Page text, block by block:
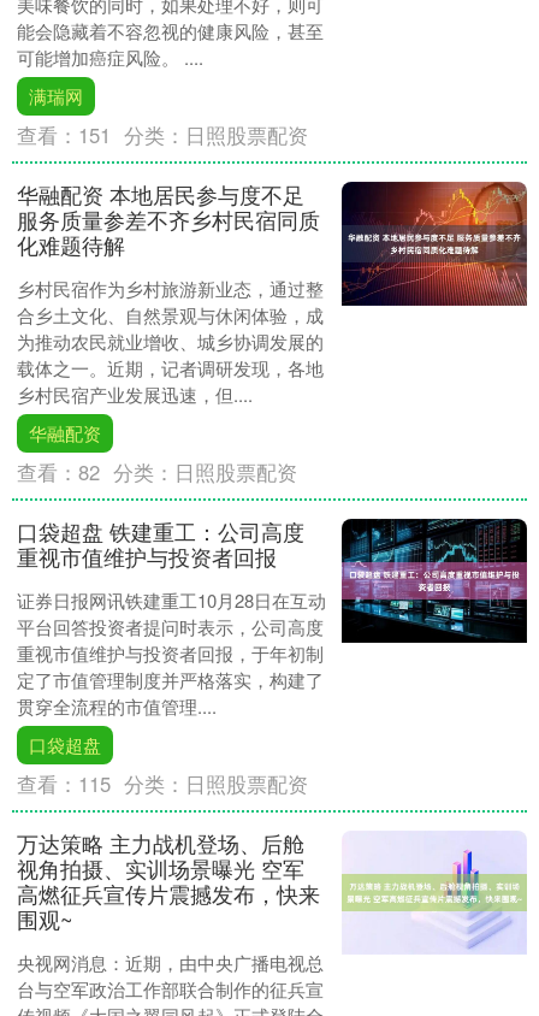
能会隐藏着不容忽视的健康风险，甚至
可能增加癌症风险。 ....
满瑞网
查看： 151 分类： 日照股票配资
华融配资 本地居民参与度不足
服务质量参差不齐乡村民宿同质
化难题待解
乡村民宿作为乡村旅游新业态，通过整
合乡土文化、自然景观与休闲体验，成
为推动农民就业增收、城乡协调发展的
载体之一。近期，记者调研发现，各地
乡村民宿产业发展迅速，但....
华融配资
查看：82 分类： 日照股票配资
口袋超盘 铁建重工：公司高度
重视市值维护与投资者回报
证券日报网讯铁建重工10月28日在互动
平台回答投资者提问时表示，公司高度
重视市值维护与投资者回报，于年初制
定了市值管理制度并严格落实，构建了
贯穿全流程的市值管理....
口袋超盘
查看： 115 分类： 日照股票配资
万达策略 主力战机登场、后舱
视角拍摄、实训场景曝光 空军
高燃征兵宣传片震撼发布，快来
围观~
央视网消息：近期，由中央广播电视总
台与空军政治工作部联合制作的征兵宣